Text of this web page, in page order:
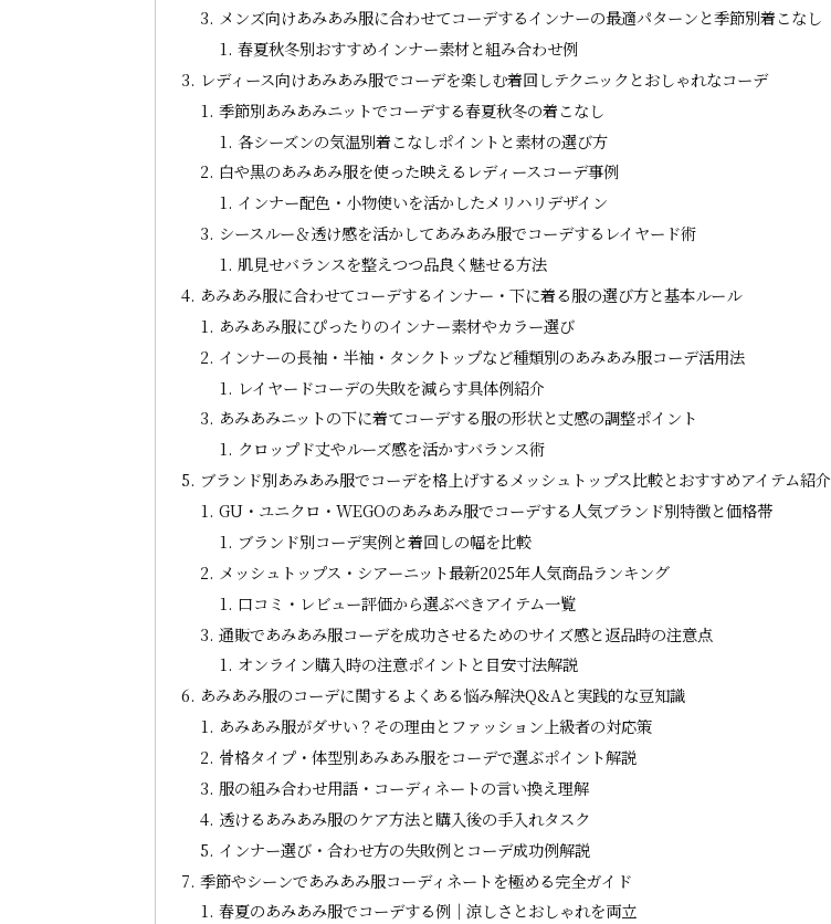
メンズ向けあみあみ服に合わせてコーデするインナーの最適パターンと季節別着こなし
春夏秋冬別おすすめインナー素材と組み合わせ例
レディース向けあみあみ服でコーデを楽しむ着回しテクニックとおしゃれなコーデ
季節別あみあみニットでコーデする春夏秋冬の着こなし
各シーズンの気温別着こなしポイントと素材の選び方
白や黒のあみあみ服を使った映えるレディースコーデ事例
インナー配色・小物使いを活かしたメリハリデザイン
シースルー＆透け感を活かしてあみあみ服でコーデするレイヤード術
肌見せバランスを整えつつ品良く魅せる方法
あみあみ服に合わせてコーデするインナー・下に着る服の選び方と基本ルール
あみあみ服にぴったりのインナー素材やカラー選び
インナーの長袖・半袖・タンクトップなど種類別のあみあみ服コーデ活用法
レイヤードコーデの失敗を減らす具体例紹介
あみあみニットの下に着てコーデする服の形状と丈感の調整ポイント
クロップド丈やルーズ感を活かすバランス術
ブランド別あみあみ服でコーデを格上げするメッシュトップス比較とおすすめアイテム紹介
GU・ユニクロ・WEGOのあみあみ服でコーデする人気ブランド別特徴と価格帯
ブランド別コーデ実例と着回しの幅を比較
メッシュトップス・シアーニット最新2025年人気商品ランキング
口コミ・レビュー評価から選ぶべきアイテム一覧
通販であみあみ服コーデを成功させるためのサイズ感と返品時の注意点
オンライン購入時の注意ポイントと目安寸法解説
あみあみ服のコーデに関するよくある悩み解決Q&Aと実践的な豆知識
あみあみ服がダサい？その理由とファッション上級者の対応策
骨格タイプ・体型別あみあみ服をコーデで選ぶポイント解説
服の組み合わせ用語・コーディネートの言い換え理解
透けるあみあみ服のケア方法と購入後の手入れタスク
インナー選び・合わせ方の失敗例とコーデ成功例解説
季節やシーンであみあみ服コーディネートを極める完全ガイド
春夏のあみあみ服でコーデする例｜涼しさとおしゃれを両立